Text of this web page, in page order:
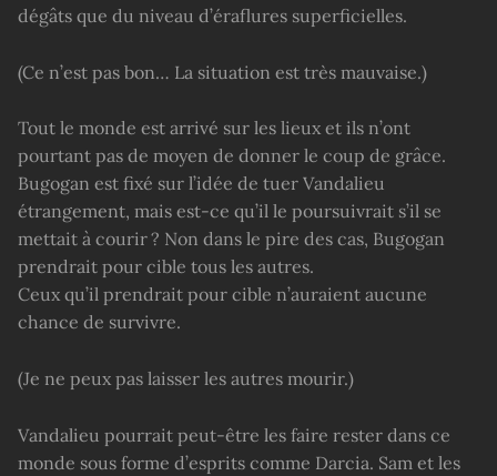
dégâts que du niveau d’éraflures superficielles.
(Ce n’est pas bon… La situation est très mauvaise.)
Tout le monde est arrivé sur les lieux et ils n’ont
pourtant pas de moyen de donner le coup de grâce.
Bugogan est fixé sur l’idée de tuer Vandalieu
étrangement, mais est-ce qu’il le poursuivrait s’il se
mettait à courir ? Non dans le pire des cas, Bugogan
prendrait pour cible tous les autres.
Ceux qu’il prendrait pour cible n’auraient aucune
chance de survivre.
(Je ne peux pas laisser les autres mourir.)
Vandalieu pourrait peut-être les faire rester dans ce
monde sous forme d’esprits comme Darcia. Sam et les